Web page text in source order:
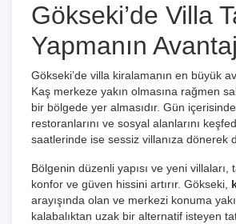
Gökseki’de Villa
Yapmanın
Gökseki’de villa kiralamanın en büyük
Kaş merkeze yakın olmasına rağmen
bir bölgede yer almasıdır. Gün içerisinde
restoranlarını ve sosyal alanlarını
saatlerinde ise sessiz villanıza dönerek
Bölgenin düzenli yapısı ve yeni villaları,
konfor ve güven hissini artırır. Gökseki,
arayışında olan ve merkezi konuma
kalabalıktan uzak bir alternatif isteyen